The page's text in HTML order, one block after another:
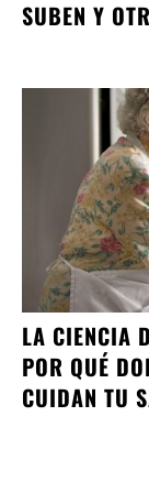
SUBEN Y
LA CIENCIA
POR QUÉ
CUIDAN TU